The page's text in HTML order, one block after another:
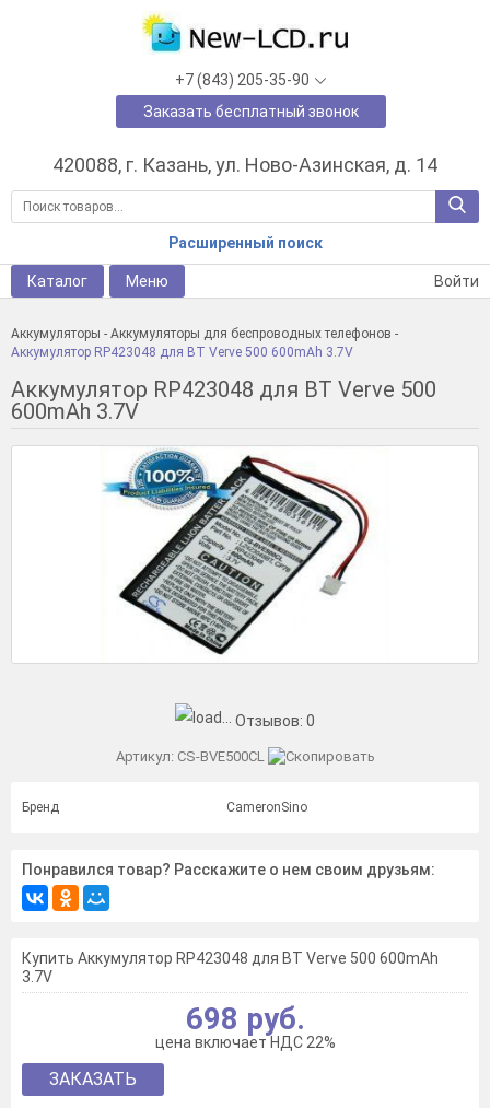
420088, г. Казань, ул. Ново-Азинская, д. 14
Расширенный поиск
+7 (843) 205-35-90
Заказать бесплатный звонок
Каталог Меню Войти
Аккумуляторы - Аккумуляторы для беспроводных телефонов -
Аккумулятор RP423048 для BT Verve 500 600mAh 3.7V
Аккумулятор RP423048 для BT Verve 500
600mAh 3.7V
Отзывов: 0
Артикул: CS-BVE500CL
Бренд CameronSino
Понравился товар? Расскажите о нем своим друзьям:
Купить Аккумулятор RP423048 для BT Verve 500 600mAh
3.7V
698 руб.
цена включает НДС 22%
ЗАКАЗАТЬ